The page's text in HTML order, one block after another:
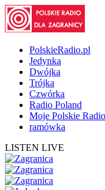
PolskieRadio.pl
Jedynka
Dwójka
Trójka
Czwórka
Radio Poland
Moje Polskie Radio
ramówka
LISTEN LIVE